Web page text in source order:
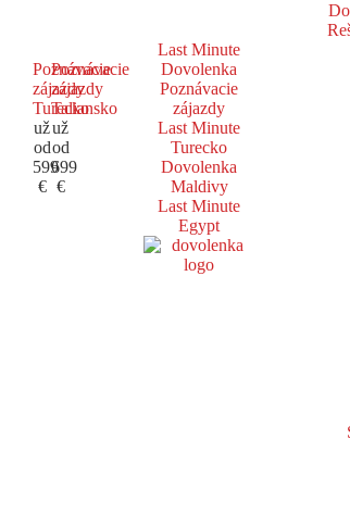
Poznávacie
zájazdy
Turecko
už
od
599
€
Poznávacie
zájazdy
Taliansko
už
od
699
€
Last Minute
Dovolenka
Poznávacie
zájazdy
Last Minute
Turecko
Dovolenka
Maldivy
Last Minute
Egypt